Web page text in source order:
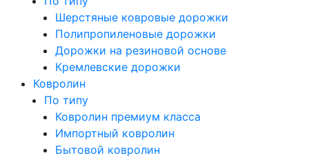
Шерстяные ковровые дорожки
Полипропиленовые дорожки
Дорожки на резиновой основе
Кремлевские дорожки
Ковролин
По типу
Ковролин премиум класса
Импортный ковролин
Бытовой ковролин